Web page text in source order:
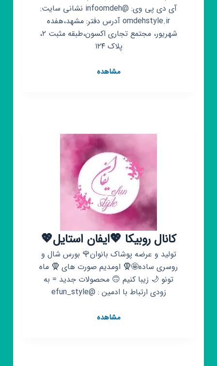
آی دی پی وی: @infoomdeh نشانی سایت:
omdehstyle.ir آدرس دفتر: مشهد،هفده
شهریور، مجتمع تجاری اکسون،طبقه مثبت ۲،
پلاک ۱۲۴
مشاهدهکانال
عمده
استایل
(حمیدی)
کانال روبیکا 💖ایفان استایل💖
تولید و عرضه پوشاک بانوان🌹 بورس شال و
روسری ساده🤩🧕 اومدیم صورت های 🧕 ماه
تونو 🌙 زیبا کنیم 🙃 محصولات جدید = به
زودی ارتباط با ادمین : @efun_style
مشاهدهکانال